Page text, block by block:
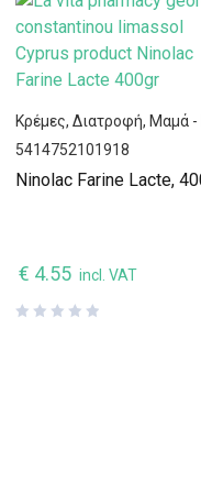
Κρέμες, Διατροφή, Μαμά -
5414752101918
Ninolac Farine Lacte,
€ 4.55 incl. VAT